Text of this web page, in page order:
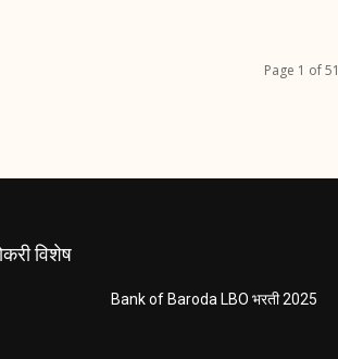
Page 1 of 51
विशेष
Bank of Baroda LBO भरती 2025